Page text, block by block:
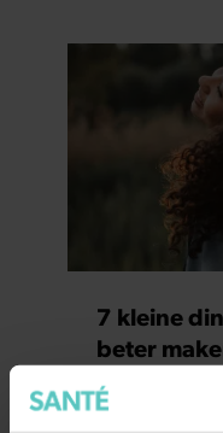
7 kleine
beter
kosten)